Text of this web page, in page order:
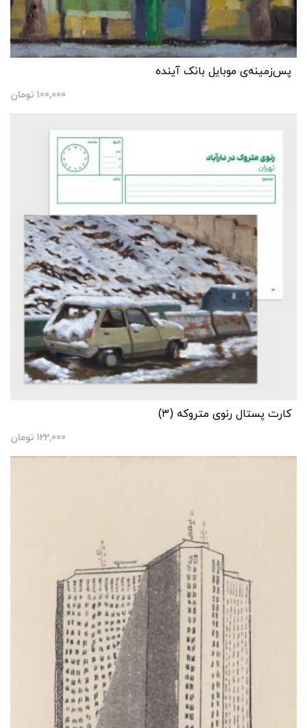
پس‌زمینه‌ی موبایل بانک آینده
100,000 تومان
کارت پستال رنوی متروکه (۳)
122,000 تومان